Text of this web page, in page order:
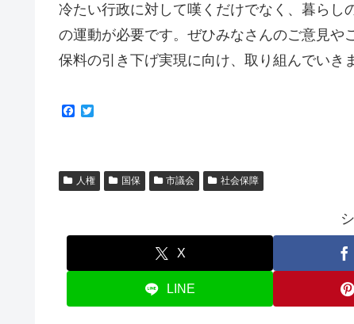
冷たい行政に対して嘆くだけでなく、暮らし
の運動が必要です。ぜひみなさんのご意見や
保料の引き下げ実現に向け、取り組んでいき
F
o
o
e
r
人権 国保 市議会 社会保障
X
LINE